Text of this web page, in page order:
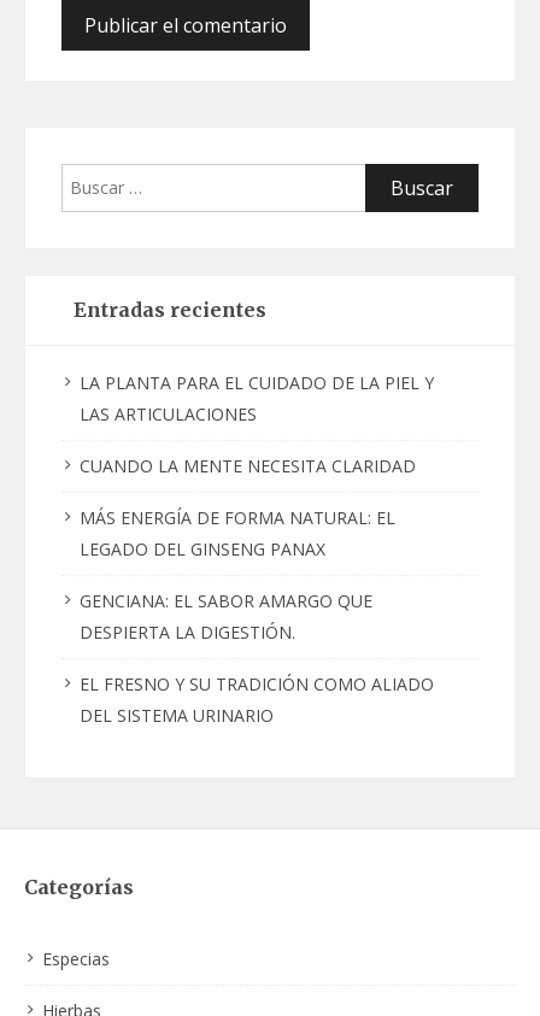
Buscar:
Entradas recientes
LA PLANTA PARA EL CUIDADO DE LA PIEL Y
LAS ARTICULACIONES
CUANDO LA MENTE NECESITA CLARIDAD
MÁS ENERGÍA DE FORMA NATURAL: EL
LEGADO DEL GINSENG PANAX
GENCIANA: EL SABOR AMARGO QUE
DESPIERTA LA DIGESTIÓN.
EL FRESNO Y SU TRADICIÓN COMO ALIADO
DEL SISTEMA URINARIO
Categorías
Especias
Hierbas